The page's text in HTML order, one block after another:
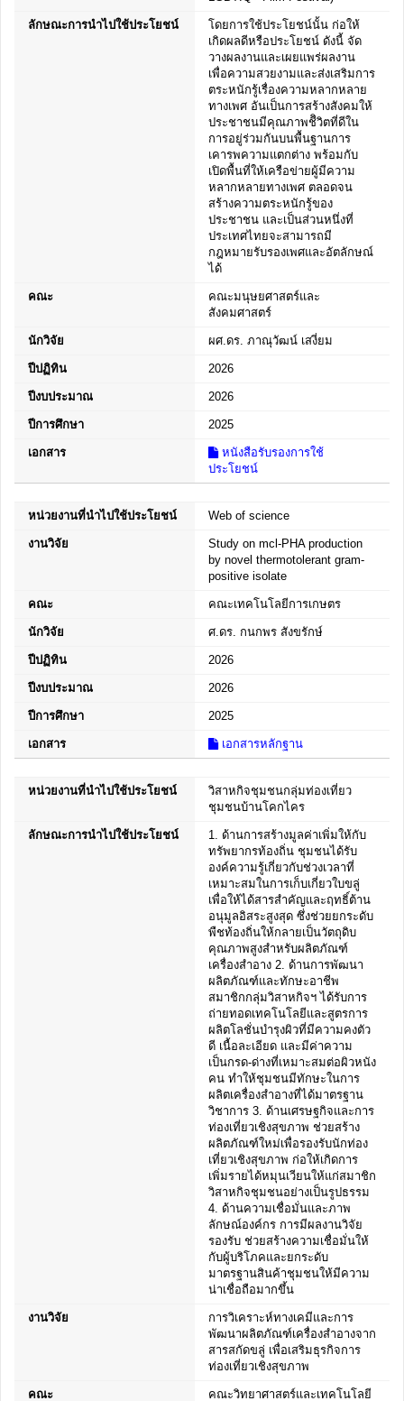
ลักษณะการนำไปใช้ประโยชน์
โดยการใช้ประโยชน์นั้น ก่อให้
เกิดผลดีหรือประโยชน์ ดังนี้ จัด
วางผลงานและเผยแพร่ผลงาน
เพื่อความสวยงามและส่งเสริมการ
ตระหนักรู้เรื่องความหลากหลาย
ทางเพศ อันเป็นการสร้างสังคมให้
ประชาชนมีคุณภาพชีิวิตที่ดีใน
การอยู่ร่วมกันบนพื้นฐานการ
เคารพความแตกต่าง พร้อมกับ
เปิดพื้นที่ให้เครือข่ายผู้มีความ
หลากหลายทางเพศ ตลอดจน
สร้างความตระหนักรู้ของ
ประชาชน และเป็นส่วนหนึ่งที่
ประเทศไทยจะสามารถมี
กฎหมายรับรองเพศและอัตลักษณ์
ได้
คณะ
คณะมนุษยศาสตร์และ
สังคมศาสตร์
นักวิจัย ผศ.ดร. ภาณุวัฒน์ เสงี่ยม
ปีปฏิทิน 2026
ปีงบประมาณ 2026
ปีการศึกษา 2025
เอกสาร
หนังสือรับรองการใช้
ประโยชน์
หน่วยงานที่นำไปใช้ประโยชน์ Web of science
งานวิจัย
Study on mcl-PHA production
by novel thermotolerant gram-
positive isolate
คณะ คณะเทคโนโลยีการเกษตร
นักวิจัย ศ.ดร. กนกพร สังขรักษ์
ปีปฏิทิน 2026
ปีงบประมาณ 2026
ปีการศึกษา 2025
เอกสาร เอกสารหลักฐาน
หน่วยงานที่นำไปใช้ประโยชน์
วิสาหกิจชุมชนกลุ่มท่องเที่ยว
ชุมชนบ้านโคกไคร
ลักษณะการนำไปใช้ประโยชน์
1. ด้านการสร้างมูลค่าเพิ่มให้กับ
ทรัพยากรท้องถิ่น ชุมชนได้รับ
องค์ความรู้เกี่ยวกับช่วงเวลาที่
เหมาะสมในการเก็บเกี่ยวใบขลู่
เพื่อให้ได้สารสำคัญและฤทธิ์ต้าน
อนุมูลอิสระสูงสุด ซึ่งช่วยยกระดับ
พืชท้องถิ่นให้กลายเป็นวัตถุดิบ
คุณภาพสูงสำหรับผลิตภัณฑ์
เครื่องสำอาง 2. ด้านการพัฒนา
ผลิตภัณฑ์และทักษะอาชีพ
สมาชิกกลุ่มวิสาหกิจฯ ได้รับการ
ถ่ายทอดเทคโนโลยีและสูตรการ
ผลิตโลชั่นบำรุงผิวที่มีความคงตัว
ดี เนื้อละเอียด และมีค่าความ
เป็นกรด-ด่างที่เหมาะสมต่อผิวหนัง
คน ทำให้ชุมชนมีทักษะในการ
ผลิตเครื่องสำอางที่ได้มาตรฐาน
วิชาการ 3. ด้านเศรษฐกิจและการ
ท่องเที่ยวเชิงสุขภาพ ช่วยสร้าง
ผลิตภัณฑ์ใหม่เพื่อรองรับนักท่อง
เที่ยวเชิงสุขภาพ ก่อให้เกิดการ
เพิ่มรายได้หมุนเวียนให้แก่สมาชิก
วิสาหกิจชุมชนอย่างเป็นรูปธรรม
4. ด้านความเชื่อมั่นและภาพ
ลักษณ์องค์กร การมีผลงานวิจัย
รองรับ ช่วยสร้างความเชื่อมั่นให้
กับผู้บริโภคและยกระดับ
มาตรฐานสินค้าชุมชนให้มีความ
น่าเชื่อถือมากขึ้น
งานวิจัย
การวิเคราะห์ทางเคมีและการ
พัฒนาผลิตภัณฑ์เครื่องสำอางจาก
สารสกัดขลู่ เพื่อเสริมธุรกิจการ
ท่องเที่ยวเชิงสุขภาพ
คณะ คณะวิทยาศาสตร์และเทคโนโลยี